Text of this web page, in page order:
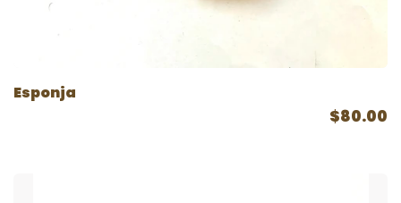
Esponja
$80.00